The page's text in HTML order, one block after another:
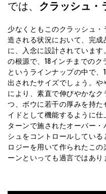
では、 クラッシュ・
少なくともこのクラッシュ
造される状況において、完
に、入念に設計されていま
の根源で、18インチまでの
というラインナップの中で
出されたサイズでしょう。
により、素直で伸びやかな
つ、ボウに若干の厚みを持
イドとして機能するように
ターンで施されたオーバー
シュをコントロールしてい
ロジーを用いて作られたこ
ーンといっても過言ではあり